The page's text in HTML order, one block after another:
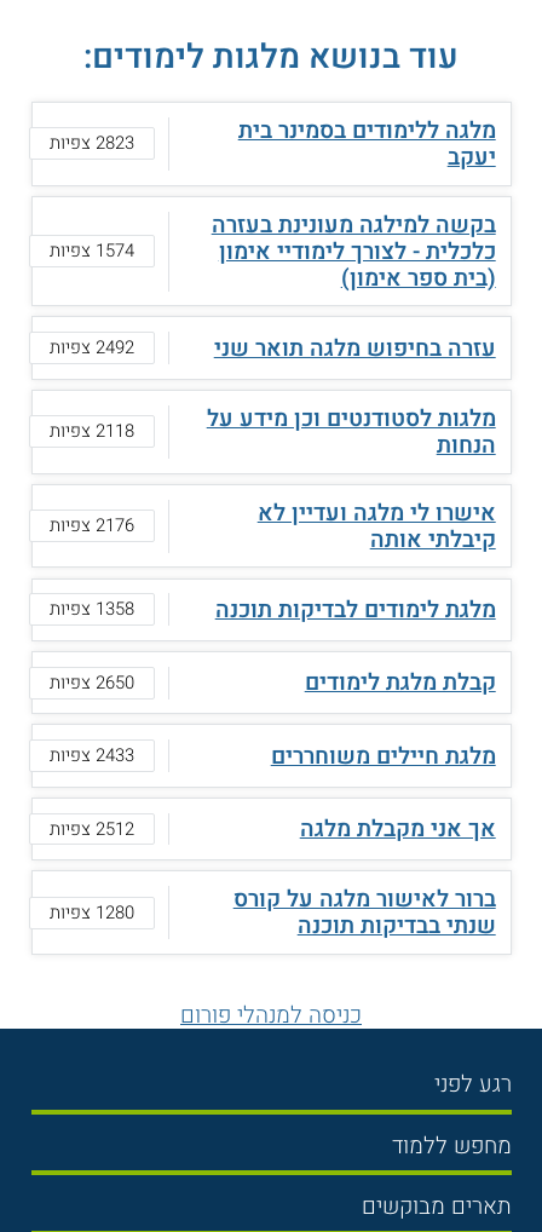
עוד בנושא מלגות לימודים:
מלגה ללימודים בסמינר בית
יעקב 2823 צפיות
בקשה למילגה מעונינת בעזרה
כלכלית - לצורך לימודיי אימון
(בית ספר אימון)
1574 צפיות
עזרה בחיפוש מלגה תואר שני 2492 צפיות
מלגות לסטודנטים וכן מידע על
הנחות 2118 צפיות
אישרו לי מלגה ועדיין לא
קיבלתי אותה 2176 צפיות
מלגת לימודים לבדיקות תוכנה 1358 צפיות
קבלת מלגת לימודים 2650 צפיות
מלגת חיילים משוחררים 2433 צפיות
אך אני מקבלת מלגה 2512 צפיות
ברור לאישור מלגה על קורס
שנתי בבדיקות תוכנה 1280 צפיות
כניסה למנהלי פורום
רגע לפני
בחירת לימודים
תנאי קבלה
שכר לימוד
מחפש ללמוד
תואר ראשון
תארים מבוקשים